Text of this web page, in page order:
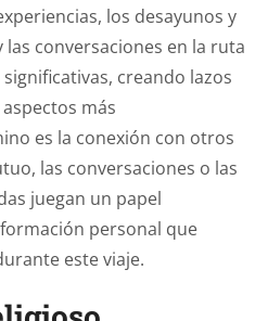
los desayunos y
las conversaciones en la ruta
creando lazos
más
es la conexión con otros
las conversaciones o las
juegan un papel
personal que
este viaje.